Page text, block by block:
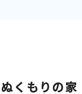
ぬくもりの家